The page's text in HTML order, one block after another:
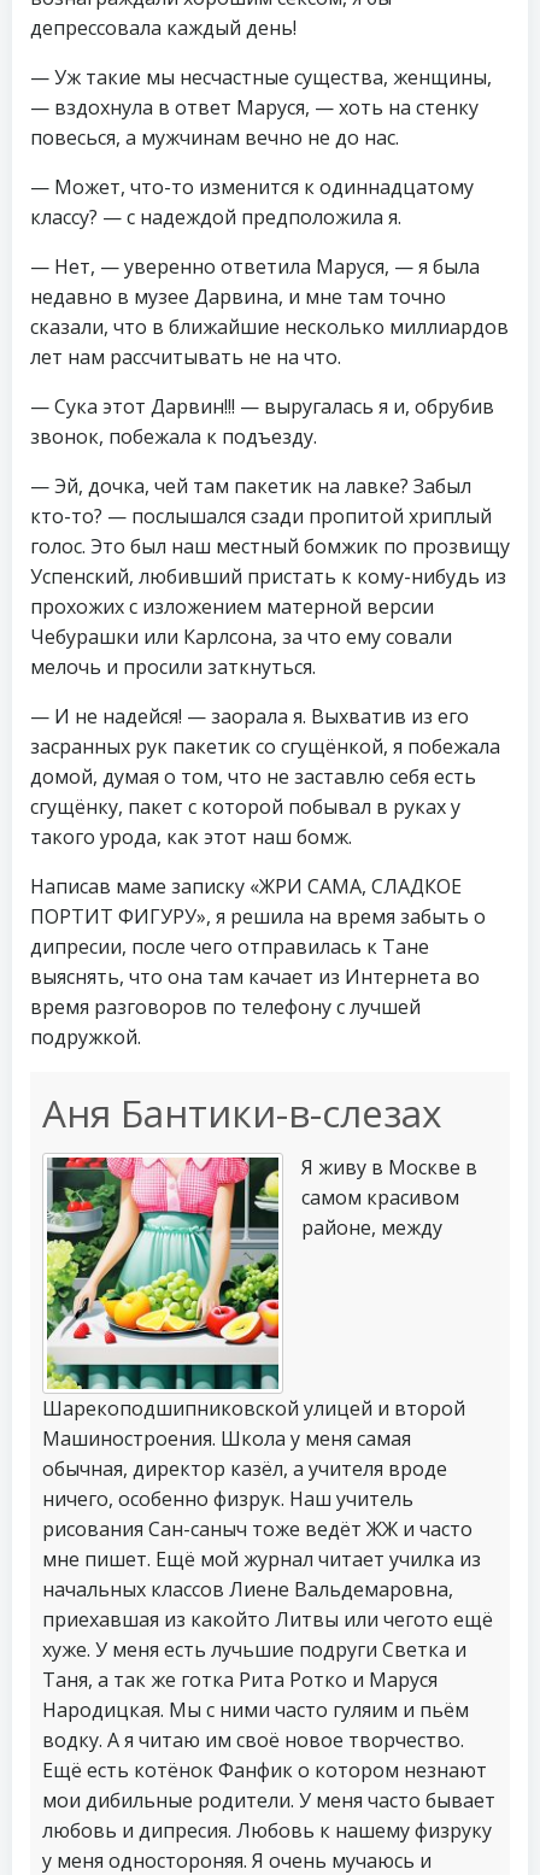
депрессовала каждый день!
— Уж такие мы несчастные существа, женщины,
— вздохнула в ответ Маруся, — хоть на стенку
повесься, а мужчинам вечно не до нас.
— Может, что-то изменится к одиннадцатому
классу? — с надеждой предположила я.
— Нет, — уверенно ответила Маруся, — я была
недавно в музее Дарвина, и мне там точно
сказали, что в ближайшие несколько миллиардов
лет нам рассчитывать не на что.
— Сука этот Дарвин!!! — выругалась я и, обрубив
звонок, побежала к подъезду.
— Эй, дочка, чей там пакетик на лавке? Забыл
кто-то? — послышался сзади пропитой хриплый
голос. Это был наш местный бомжик по прозвищу
Успенский, любивший пристать к кому-нибудь из
прохожих с изложением матерной версии
Чебурашки или Карлсона, за что ему совали
мелочь и просили заткнуться.
— И не надейся! — заорала я. Выхватив из его
засранных рук пакетик со сгущёнкой, я побежала
домой, думая о том, что не заставлю себя есть
сгущёнку, пакет с которой побывал в руках у
такого урода, как этот наш бомж.
Написав маме записку «ЖРИ САМА, СЛАДКОЕ
ПОРТИТ ФИГУРУ», я решила на время забыть о
дипресии, после чего отправилась к Тане
выяснять, что она там качает из Интернета во
время разговоров по телефону с лучшей
подружкой.
Аня Бантики-в-слезах
Я живу в Москве в
самом красивом
районе, между
Шарекоподшипниковской улицей и второй
Машиностроения. Школа у меня самая
обычная, директор казёл, а учителя вроде
ничего, особенно физрук. Наш учитель
рисования Сан-саныч тоже ведёт ЖЖ и часто
мне пишет. Ещё мой журнал читает училка из
начальных классов Лиене Вальдемаровна,
приехавшая из какойто Литвы или чегото ещё
хуже. У меня есть лучьшие подруги Светка и
Таня, а так же готка Рита Ротко и Маруся
Народицкая. Мы с ними часто гуляим и пьём
водку. А я читаю им своё новое творчество.
Ещё есть котёнок Фанфик о котором незнают
мои дибильные родители. У меня часто бывает
любовь и дипресия. Любовь к нашему физруку
у меня одностороняя. Я очень мучаюсь и